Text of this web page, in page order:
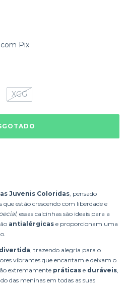
Pix
XGG
Juvenis Coloridas , pensado
estão crescendo com liberdade e
, essas calcinhas são ideais para a
antialérgicas e proporcionam uma
, trazendo alegria para o
vibrantes que encantam e deixam o
extremamente práticas e duráveis
das meninas em todas as suas